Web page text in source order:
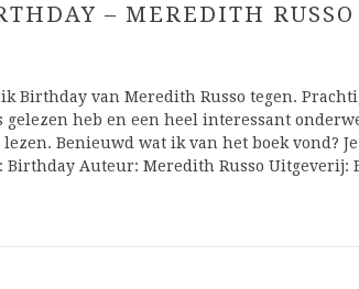
– MEREDITH RUSSO
Birthday van Meredith Russo tegen.
heb en een heel interessant
lezen. Benieuwd wat ik van het boek vond?
Auteur: Meredith Russo Uitgeverij: